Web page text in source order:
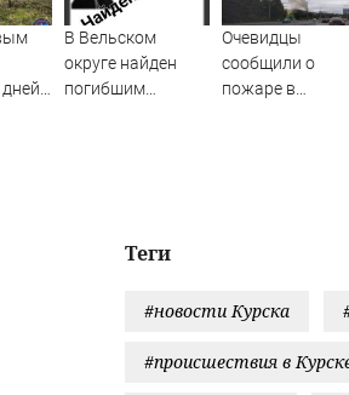
В Вельском
округе найден
погибшим
Очевидцы
сообщили о
пожаре в
Теги
#новости Курска
#происшествия в